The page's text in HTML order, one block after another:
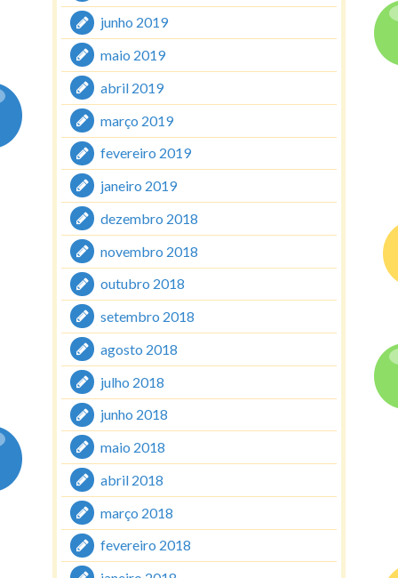
junho 2019
maio 2019
abril 2019
março 2019
fevereiro 2019
janeiro 2019
dezembro 2018
novembro 2018
outubro 2018
setembro 2018
agosto 2018
julho 2018
junho 2018
maio 2018
abril 2018
março 2018
fevereiro 2018